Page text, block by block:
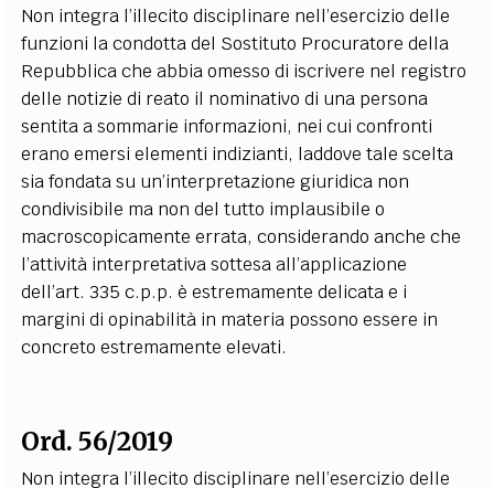
Non integra l’illecito disciplinare nell’esercizio delle
funzioni la condotta del Sostituto Procuratore della
Repubblica che abbia omesso di iscrivere nel registro
delle notizie di reato il nominativo di una persona
sentita a sommarie informazioni, nei cui confronti
erano emersi elementi indizianti, laddove tale scelta
sia fondata su un’interpretazione giuridica non
condivisibile ma non del tutto implausibile o
macroscopicamente errata, considerando anche che
l’attività interpretativa sottesa all’applicazione
dell’art. 335 c.p.p. è estremamente delicata e i
margini di opinabilità in materia possono essere in
concreto estremamente elevati.
Ord. 56/2019
Non integra l’illecito disciplinare nell’esercizio delle